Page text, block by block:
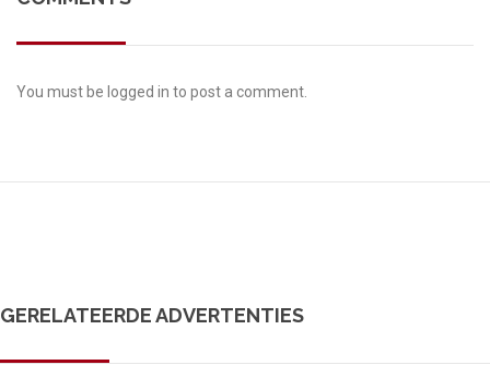
You must be logged in to post a comment.
GERELATEERDE ADVERTENTIES